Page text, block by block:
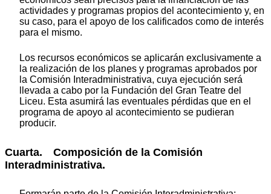
actividades y programas propios del acontecimiento y, en
su caso, para el apoyo de los calificados como de interés
para el mismo.
Los recursos económicos se aplicarán exclusivamente a
la realización de los planes y programas aprobados por
la Comisión Interadministrativa, cuya ejecución será
llevada a cabo por la Fundación del Gran Teatre del
Liceu. Esta asumirá las eventuales pérdidas que en el
programa de apoyo al acontecimiento se pudieran
producir.
Cuarta. Composición de la Comisión
Interadministrativa.